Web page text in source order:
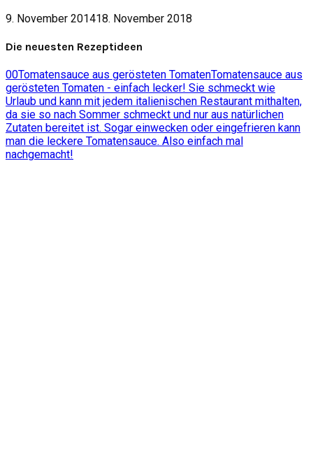
9. November 201418. November 2018
Die neuesten Rezeptideen
00Tomatensauce aus gerösteten TomatenTomatensauce aus
gerösteten Tomaten - einfach lecker! Sie schmeckt wie
Urlaub und kann mit jedem italienischen Restaurant mithalten,
da sie so nach Sommer schmeckt und nur aus natürlichen
Zutaten bereitet ist. Sogar einwecken oder eingefrieren kann
man die leckere Tomatensauce. Also einfach mal
nachgemacht!